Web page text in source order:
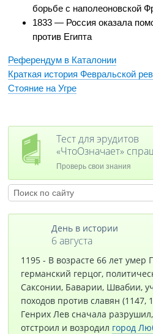
борьбе с наполеоновской
1833 — Россия оказала
против Египта
Референдум в Каталонии
Краткая история Февральской
Стояние на Угре
Тест для эрудитов
«ЧтоОзначает»
Проверь свои знания
День в истории
6 августа
1195 - В возрасте 66 лет умер
германский герцог,
Саксонии, Баварии, Швабии,
походов против славян (1147,
Генрих Лев сначала
отстроил и возродил город